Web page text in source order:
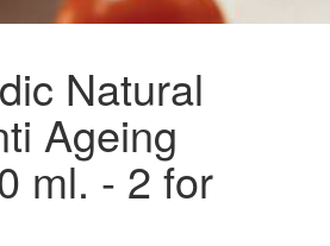
Natural
Ageing
ml. - 2 for